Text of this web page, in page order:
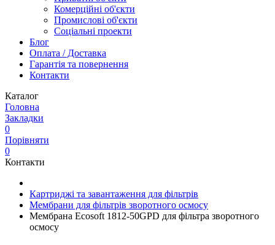
Комерційні об'єкти
Промислові об'єкти
Соціальні проекти
Блог
Оплата / Доставка
Гарантія та повернення
Контакти
Каталог
Головна
Закладки
0
Порівняти
0
Контакти
Картриджі та завантаження для фільтрів
Мембрани для фільтрів зворотного осмосу
Мембрана Ecosoft 1812-50GPD для фільтра зворотного
осмосу